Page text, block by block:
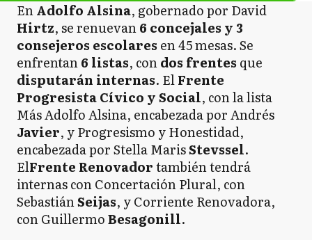
EnAdolfo Alsina, gobernado por David
Hirtz, se renuevan6 concejales y 3
consejeros escolares en 45 mesas. Se
enfrentan6 listas, condos frentes que
disputarán internas. ElFrente
Progresista Cívico y Social, con la lista
Más Adolfo Alsina, encabezada por Andrés
Javier, y Progresismo y Honestidad,
encabezada por Stella MarisStevssel.
ElFrente Renovadortambién tendrá
internas con Concertación Plural, con
SebastiánSeijas, y Corriente Renovadora,
con GuillermoBesagonill.